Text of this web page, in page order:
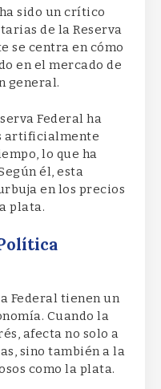
sido un crítico
de la Reserva
se centra en cómo
en el mercado de
general.
Federal ha
artificialmente
lo que ha
él, esta
en los precios
plata.
Federal tienen un
Cuando la
afecta no solo a
sino también a la
como la plata.